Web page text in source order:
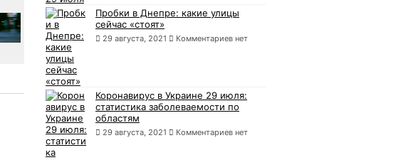
Пробки в Днепре: какие улицы
сейчас «стоят»
29 августа, 2021 Комментариев нет
Коронавирус в Украине 29 июля:
статистика заболеваемости по
областям
29 августа, 2021 Комментариев нет